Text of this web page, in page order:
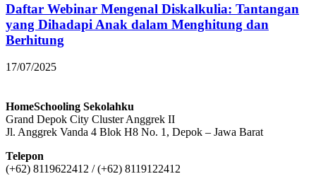
Daftar Webinar Mengenal Diskalkulia: Tantangan
yang Dihadapi Anak dalam Menghitung dan
Berhitung
17/07/2025
HomeSchooling Sekolahku
Grand Depok City Cluster Anggrek II
Jl. Anggrek Vanda 4 Blok H8 No. 1, Depok – Jawa Barat
Telepon
(+62) 8119622412 / (+62) 8119122412